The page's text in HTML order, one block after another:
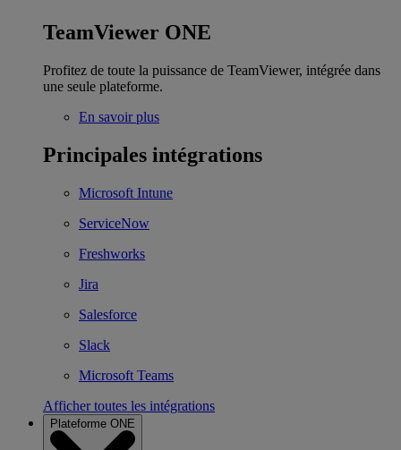
TeamViewer ONE
Profitez de toute la puissance de TeamViewer, intégrée dans
une seule plateforme.
En savoir plus
Principales intégrations
Microsoft Intune
ServiceNow
Freshworks
Jira
Salesforce
Slack
Microsoft Teams
Afficher toutes les intégrations
Plateforme ONE